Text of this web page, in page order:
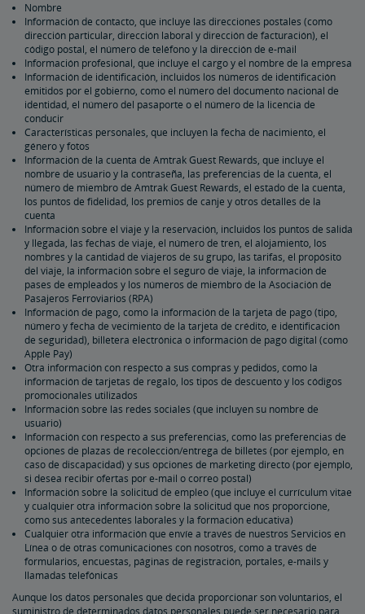
Nombre
Información de contacto, que incluye las direcciones postales (como
dirección particular, dirección laboral y dirección de facturación), el
código postal, el número de teléfono y la dirección de e-mail
Información profesional, que incluye el cargo y el nombre de la empresa
Información de identificación, incluidos los números de identificación
emitidos por el gobierno, como el número del documento nacional de
identidad, el número del pasaporte o el número de la licencia de
conducir
Características personales, que incluyen la fecha de nacimiento, el
género y fotos
Información de la cuenta de Amtrak Guest Rewards, que incluye el
nombre de usuario y la contraseña, las preferencias de la cuenta, el
número de miembro de Amtrak Guest Rewards, el estado de la cuenta,
los puntos de fidelidad, los premios de canje y otros detalles de la
cuenta
Información sobre el viaje y la reservación, incluidos los puntos de salida
y llegada, las fechas de viaje, el número de tren, el alojamiento, los
nombres y la cantidad de viajeros de su grupo, las tarifas, el propósito
del viaje, la información sobre el seguro de viaje, la información de
pases de empleados y los números de miembro de la Asociación de
Pasajeros Ferroviarios (RPA)
Información de pago, como la información de la tarjeta de pago (tipo,
número y fecha de vecimiento de la tarjeta de crédito, e identificación
de seguridad), billetera electrónica o información de pago digital (como
Apple Pay)
Otra información con respecto a sus compras y pedidos, como la
información de tarjetas de regalo, los tipos de descuento y los códigos
promocionales utilizados
Información sobre las redes sociales (que incluyen su nombre de
usuario)
Información con respecto a sus preferencias, como las preferencias de
opciones de plazas de recolección/entrega de billetes (por ejemplo, en
caso de discapacidad) y sus opciones de marketing directo (por ejemplo,
si desea recibir ofertas por e-mail o correo postal)
Información sobre la solicitud de empleo (que incluye el currículum vitae
y cualquier otra información sobre la solicitud que nos proporcione,
como sus antecedentes laborales y la formación educativa)
Cualquier otra información que envíe a través de nuestros Servicios en
Línea o de otras comunicaciones con nosotros, como a través de
formularios, encuestas, páginas de registración, portales, e-mails y
llamadas telefónicas
Aunque los datos personales que decida proporcionar son voluntarios, el
suministro de determinados datos personales puede ser necesario para